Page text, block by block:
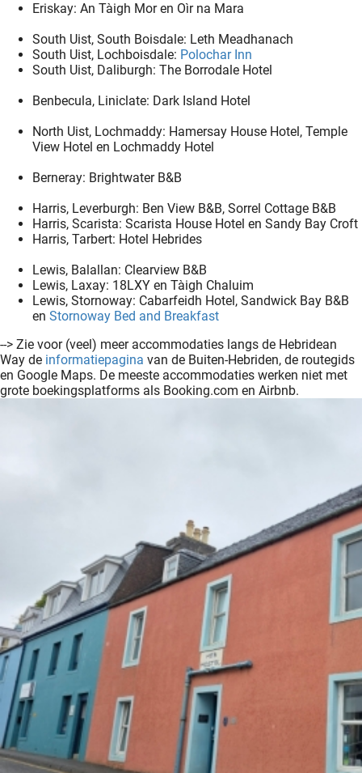
Eriskay: An Tàigh Mor en Oìr na Mara
South Uist, South Boisdale: Leth Meadhanach
South Uist, Lochboisdale: Polochar Inn
South Uist, Daliburgh: The Borrodale Hotel
Benbecula, Liniclate: Dark Island Hotel
North Uist, Lochmaddy: Hamersay House Hotel, Temple
View Hotel en Lochmaddy Hotel
Berneray: Brightwater B&B
Harris, Leverburgh: Ben View B&B, Sorrel Cottage B&B
Harris, Scarista: Scarista House Hotel en Sandy Bay Croft
Harris, Tarbert: Hotel Hebrides
Lewis, Balallan: Clearview B&B
Lewis, Laxay: 18LXY en Tàigh Chaluim
Lewis, Stornoway: Cabarfeidh Hotel, Sandwick Bay B&B
en Stornoway Bed and Breakfast
--> Zie voor (veel) meer accommodaties langs de Hebridean
Way de informatiepagina van de Buiten-Hebriden, de routegids
en Google Maps. De meeste accommodaties werken niet met
grote boekingsplatforms als Booking.com en Airbnb.